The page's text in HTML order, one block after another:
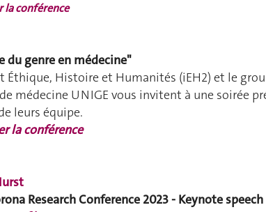
la conférence
du genre en médecine"
Éthique, Histoire et Humanités (iEH2) et le
médecine UNIGE vous invitent à une soirée
leurs équipe.
la conférence
Research Conference 2023 - Keynote